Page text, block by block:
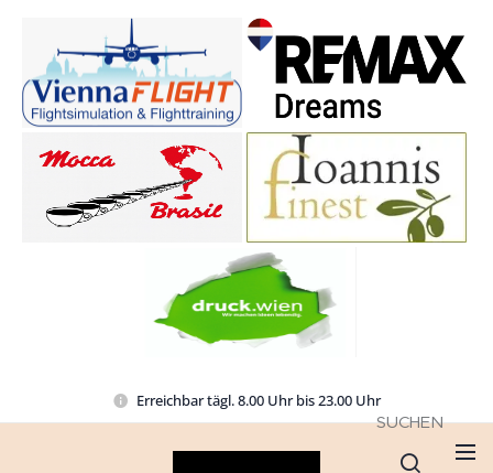
Erreichbar tägl. 8.00 Uhr bis 23.00 Uhr
SUCHEN